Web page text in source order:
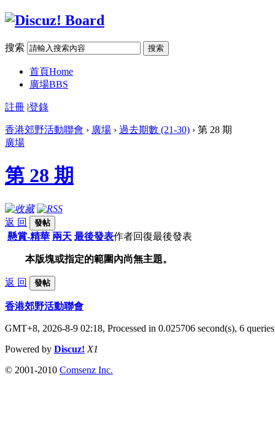
搜索 搜索
首頁Home
廣場BBS
註冊 |登錄
香港郊野活動聯會 › 廣場 › 過去期數 (21-30) › 第 28 期
廣場
第 28 期
返 回 發帖
懸賞-精華 兩天 最後發表作者回復最後發表
本版塊或指定的範圍內尚無主題。
返 回 發帖
香港郊野活動聯會
GMT+8, 2026-8-9 02:18, Processed in 0.025706 second(s), 6 queries
Powered by Discuz! X1
© 2001-2010 Comsenz Inc.